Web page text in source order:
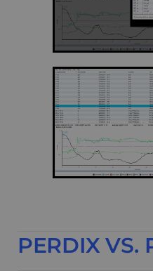
PERDIX VS.